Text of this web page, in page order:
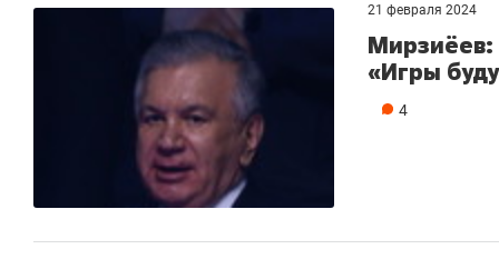
21 февраля 2024
Мирзиёев:
«Игры
4